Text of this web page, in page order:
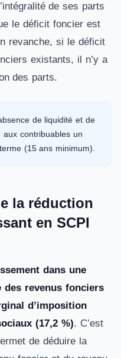
de ses parts
le déficit foncier est
revanche, si le déficit
existants, il n’y a
des parts.
de liquidité et de
aux contribuables un
(15 ans minimum).
la réduction
en SCPI
dans une
des revenus fonciers
d’imposition
(17,2 %). C’est
de déduire la